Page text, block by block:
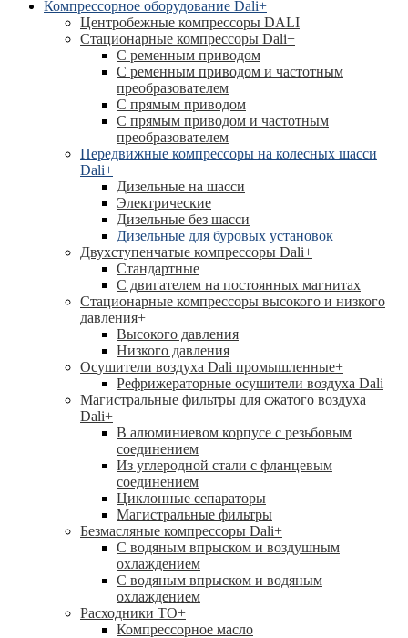
Компрессорное оборудование Dali+
Центробежные компрессоры DALI
Стационарные компрессоры Dali+
С ременным приводом
С ременным приводом и частотным
преобразователем
С прямым приводом
С прямым приводом и частотным
преобразователем
Передвижные компрессоры на колесных шасси
Dali+
Дизельные на шасси
Электрические
Дизельные без шасси
Дизельные для буровых установок
Двухступенчатые компрессоры Dali+
Стандартные
С двигателем на постоянных магнитах
Стационарные компрессоры высокого и низкого
давления+
Высокого давления
Низкого давления
Осушители воздуха Dali промышленные+
Рефрижераторные осушители воздуха Dali
Магистральные фильтры для сжатого воздуха
Dali+
В алюминиевом корпусе с резьбовым
соединением
Из углеродной стали с фланцевым
соединением
Циклонные сепараторы
Магистральные фильтры
Безмасляные компрессоры Dali+
С водяным впрыском и воздушным
охлаждением
С водяным впрыском и водяным
охлаждением
Расходники ТО+
Компрессорное масло